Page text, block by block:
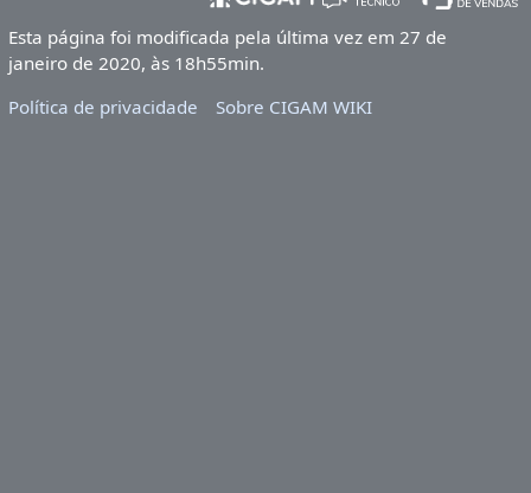
Esta página foi modificada pela última vez em 27 de
janeiro de 2020, às 18h55min.
Política de privacidade
Sobre CIGAM WIKI